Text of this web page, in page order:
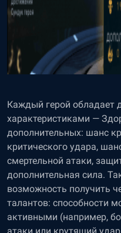
Каждый герой обладает
характеристиками —
дополнительных: шанс
критического удара,
смертельной атаки,
дополнительная сила.
возможность получить
талантов: способности
активными (например,